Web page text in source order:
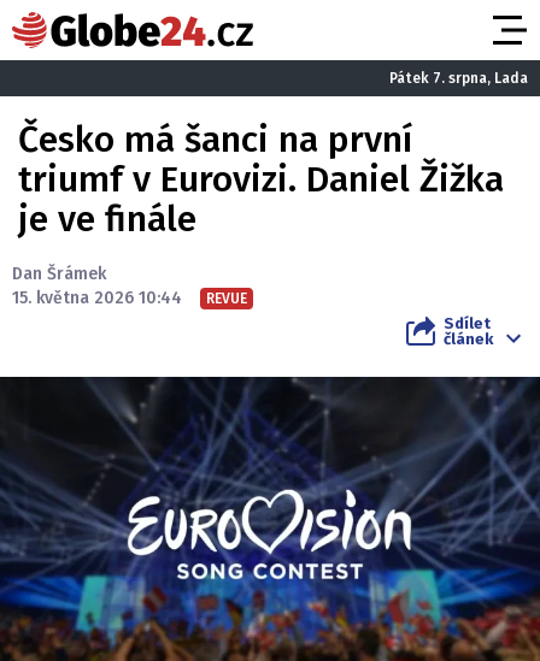
Pátek 7. srpna, Lada
Česko má šanci na první
triumf v Eurovizi. Daniel Žižka
je ve finále
Dan Šrámek
15. května 2026 10:44
REVUE
Sdílet
článek